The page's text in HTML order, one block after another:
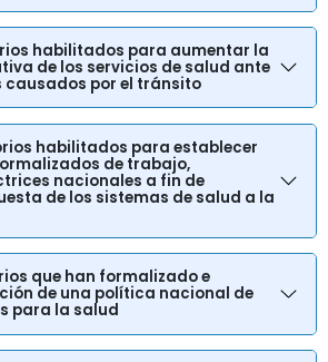
habilitados para aumentar la
de los servicios de salud ante
por el tránsito
habilitados para establecer
de trabajo,
nacionales a fin de
de los sistemas de salud a la
que han formalizado e
de una política nacional de
para la salud